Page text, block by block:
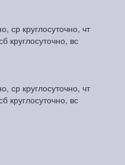
ср круглосуточно, чт
круглосуточно, вс
ср круглосуточно, чт
круглосуточно, вс